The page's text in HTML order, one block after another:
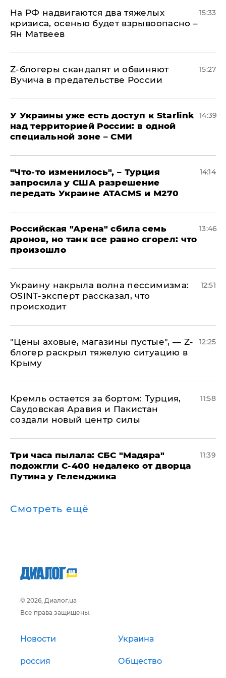
На РФ надвигаются два тяжелых
кризиса, осенью будет взрывоопасно –
Ян Матвеев
15:33
Z-блогеры скандалят и обвиняют
Вучича в предательстве России
15:27
У Украины уже есть доступ к Starlink
над территорией России: в одной
специальной зоне – СМИ
14:39
​"Что-то изменилось", – Турция
запросила у США разрешение
передать Украине ATACMS и M270
14:14
​Российская "Арена" сбила семь
дронов, но танк все равно сгорел: что
произошло
13:46
​Украину накрыла волна пессимизма:
OSINT-эксперт рассказал, что
происходит
12:51
​"Цены аховые, магазины пустые", — Z-
блогер раскрыл тяжелую ситуацию в
Крыму
12:25
​Кремль остается за бортом: Турция,
Саудовская Аравия и Пакистан
создали новый центр силы
11:58
Три часа пылала: СБС "Мадяра"
подожгли С-400 недалеко от дворца
Путина у Геленджика
11:39
Смотреть ещё
© 2026, Диалог.ua
Все права защищены.
Новости Украина
россия Общество